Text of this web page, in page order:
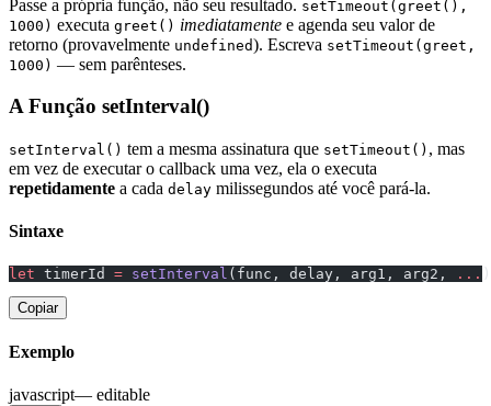
Passe a própria função, não seu resultado. setTimeout(greet(),
1000) executa greet() imediatamente e agenda seu valor de
retorno (provavelmente undefined). Escreva setTimeout(greet,
1000) — sem parênteses.
A Função setInterval()
setInterval() tem a mesma assinatura que setTimeout() , mas
em vez de executar o callback uma vez, ela o executa
repetidamente a cada delay milissegundos até você pará-la.
Sintaxe
let timerId = setInterval (func, delay, arg1, arg2, ...
Copiar
Exemplo
javascript— editable